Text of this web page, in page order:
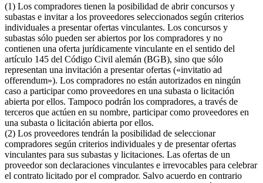
(1) Los compradores tienen la posibilidad de abrir concursos y
subastas e invitar a los proveedores seleccionados según criterios
individuales a presentar ofertas vinculantes. Los concursos y
subastas sólo pueden ser abiertos por los compradores y no
contienen una oferta jurídicamente vinculante en el sentido del
artículo 145 del Código Civil alemán (BGB), sino que sólo
representan una invitación a presentar ofertas («invitatio ad
offerendum»). Los compradores no están autorizados en ningún
caso a participar como proveedores en una subasta o licitación
abierta por ellos. Tampoco podrán los compradores, a través de
terceros que actúen en su nombre, participar como proveedores en
una subasta o licitación abierta por ellos.
(2) Los proveedores tendrán la posibilidad de seleccionar
compradores según criterios individuales y de presentar ofertas
vinculantes para sus subastas y licitaciones. Las ofertas de un
proveedor son declaraciones vinculantes e irrevocables para celebrar
el contrato licitado por el comprador. Salvo acuerdo en contrario